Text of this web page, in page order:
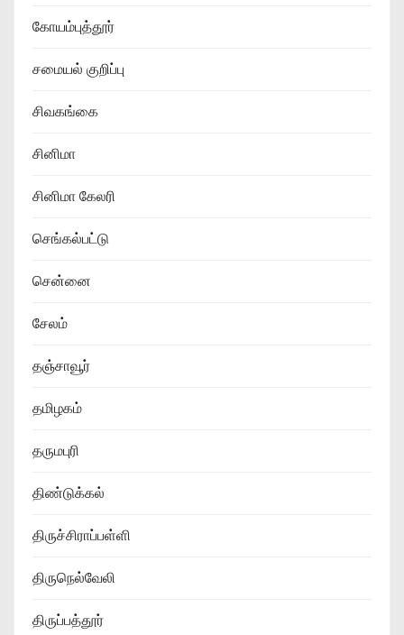
கோயம்புத்தூர்
சமையல் குறிப்பு
சிவகங்கை
சினிமா
சினிமா கேலரி
செங்கல்பட்டு
சென்னை
சேலம்
தஞ்சாவூர்
தமிழகம்
தருமபுரி
திண்டுக்கல்
திருச்சிராப்பள்ளி
திருநெல்வேலி
திருப்பத்தூர்